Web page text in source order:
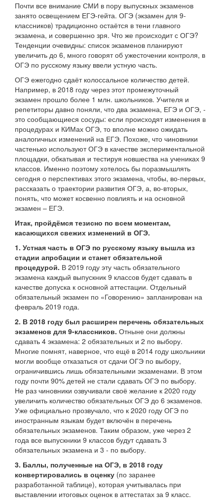
Почти все внимание СМИ в пору выпускных экзаменов
занято освещением ЕГЭ-гейта. ОГЭ (экзамен для 9-
классников) традиционно остаётся в тени главного
экзамена, и совершенно зря. Что же происходит с ОГЭ?
Тенденции очевидны: список экзаменов планируют
увеличить до 6, много говорят об ужесточении контроля, в
ОГЭ по русскому языку ввели устную часть.
ОГЭ ежегодно сдаёт колоссальное количество детей.
Например, в 2018 году через этот промежуточный
экзамен прошло более 1 млн. школьников. Учителя и
репетиторы давно поняли, что два экзамена, ЕГЭ и ОГЭ, -
это сообщающиеся сосуды: если происходят изменения в
процедурах и КИМах ОГЭ, то вполне можно ожидать
аналогичных изменений на ЕГЭ. Похоже, что чиновники
частенько используют ОГЭ в качестве экспериментальной
площадки, обкатывая и тестируя новшества на учениках 9
классов. Именно поэтому хотелось бы поразмышлять
сегодня о перспективах этого экзамена, чтобы, во-первых,
рассказать о траектории развития ОГЭ, а, во-вторых,
понять, что может косвенно повлиять и на основной
экзамен – ЕГЭ.
Итак, пройдёмся тезисно по всем моментам,
касающихся свежих изменений в ОГЭ.
1. Устная часть в ОГЭ по русскому языку вышла из
стадии апробации и станет обязательной
процедурой. В 2019 году эту часть обязательного
экзамена каждый выпускник 9 классов будет сдавать в
качестве допуска к основной аттестации. Отдельный
обязательный экзамен по «Говорению» запланирован на
февраль 2019 года.
2. В 2018 году был расширен перечень обязательных
экзаменов для 9-классников. Отныне они должны
сдавать 4 экзамена: 2 обязательных и 2 по выбору.
Многие помнят, наверное, что ещё в 2014 году школьники
могли вообще отказаться от сдачи ОГЭ по выбору,
ограничившись лишь обязательными экзаменами. В этом
году почти 90% детей не стали сдавать ОГЭ по выбору.
Не раз чиновники озвучивали своё желание к 2020 году
увеличить количество обязательных ОГЭ до 6 экзаменов.
Уже официально прозвучало, что к 2020 году ОГЭ по
иностранным языкам будет включён в перечень
обязательных экзаменов. Таким образом, уже через 2
года все выпускники 9 классов будут сдавать 3
обязательных экзамена и 3 - по выбору.
3. Баллы, полученные на ОГЭ, в 2018 году
конвертировались в оценку (по заранее
разработанной таблице), которая учитывалась при
выставлении итоговых оценок в аттестатах за 9 класс.